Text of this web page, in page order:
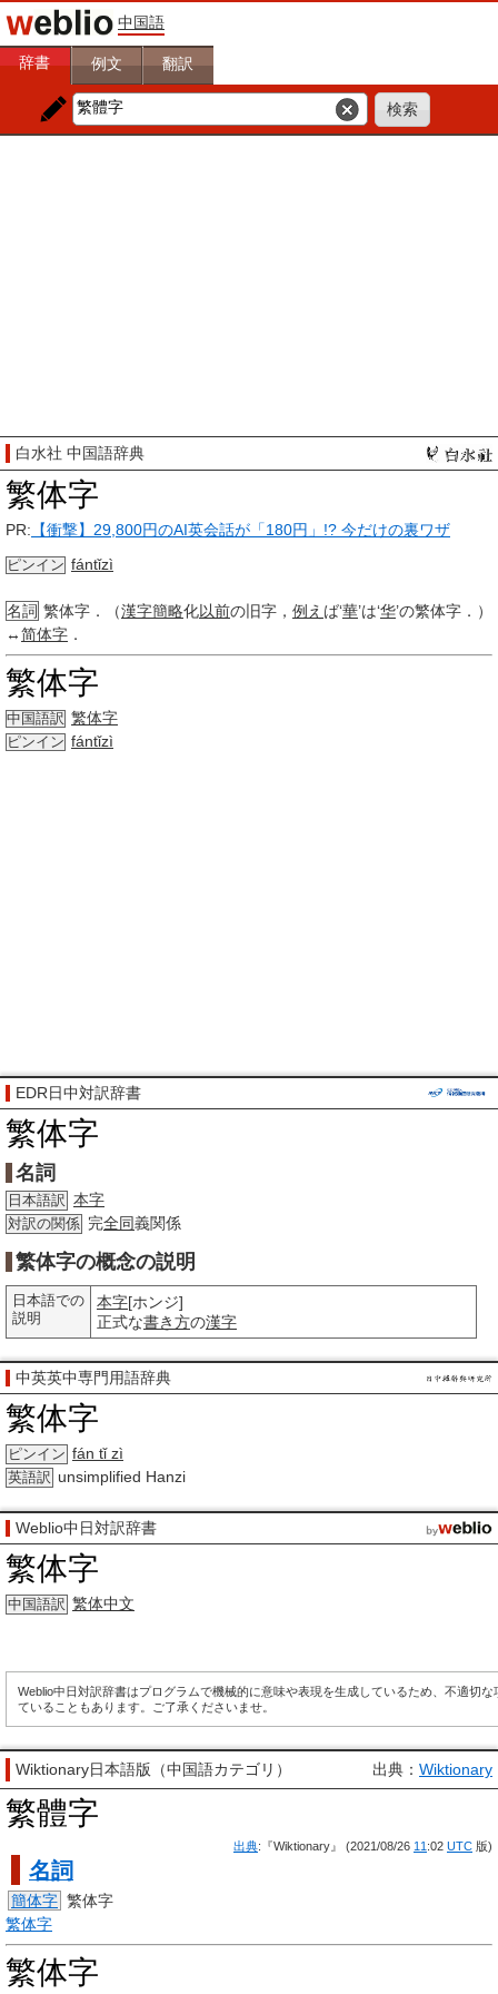
中国語
辞書 例文 翻訳
白水社 中国語辞典
繁体字
PR: 【衝撃】29,800円のAI英会話が「180円」!? 今だけの裏ワザ
ピンイン fántǐzì
名詞 繁体字．（漢字簡略化以前の旧字， 例え ば‘華’は‘华’の繁体字．）
↔简体字 ．
繁体字
中国語訳 繁体字
ピンイン fántǐzì
EDR日中対訳辞書
繁体字
名詞
日本語訳 本字
対訳の関係 完全同義関係
繁体字の概念の説明
日本語での
説明
本字[ホンジ]
正式な書き方の漢字
中英英中専門用語辞典
繁体字
ピンイン fán tǐ zì
英語訳 unsimplified Hanzi
Weblio中日対訳辞書
繁体字
中国語訳 繁体中文
Weblio中日対訳辞書はプログラムで機械的に意味や表現を生成しているため、不適切な
ていることもあります。ご了承くださいませ。
Wiktionary日本語版（中国語カテゴリ） 出典： Wiktionary
繁體字
出典:『Wiktionary』 (2021/08/26 11 :02 UTC 版)
名詞
簡体字 繁体字
繁体字
繁体字